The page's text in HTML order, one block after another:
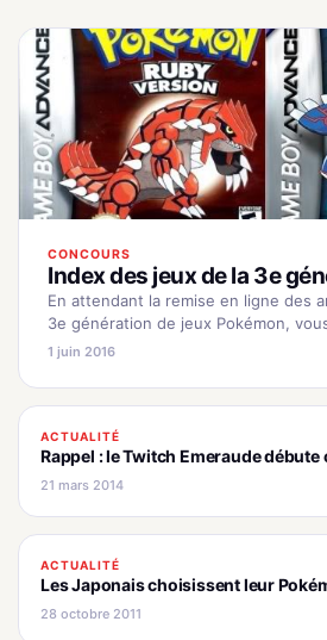
CONCOURS
Index des jeux de la 3e
En attendant la remise en ligne des
3e génération de jeux Pokémon,
dessous le lien qui redirige vers les
1 juin 2016
ACTUALITÉ
Rappel : le Twitch Emeraude débute
21 mars 2014
ACTUALITÉ
Les Japonais choisissent leur
28 octobre 2011